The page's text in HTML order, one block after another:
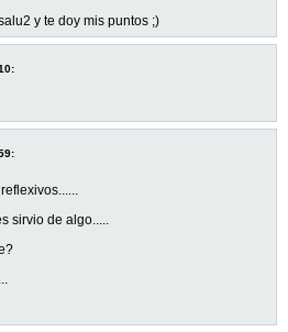
y te doy mis puntos ;)
sirvio de algo.....